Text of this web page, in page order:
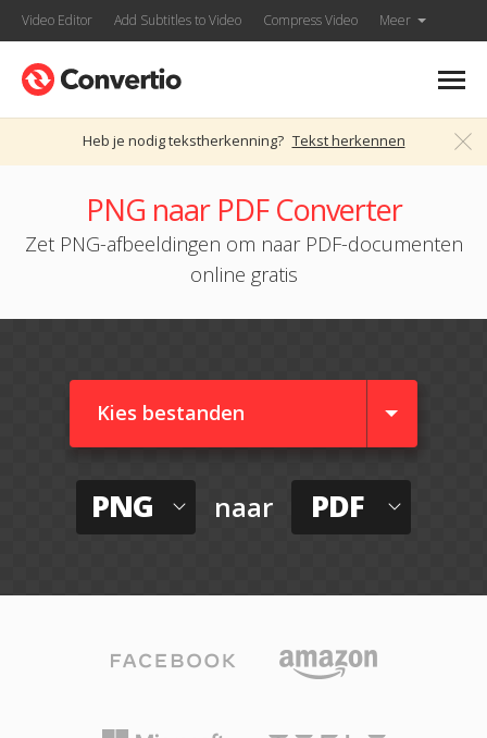
Video Editor Add Subtitles to Video Compress Video Meer
Heb je nodig tekstherkenning? Tekst herkennen
PNG naar PDF Converter
Zet PNG-afbeeldingen om naar PDF-documenten
online gratis
Kies bestanden
PNG naar PDF